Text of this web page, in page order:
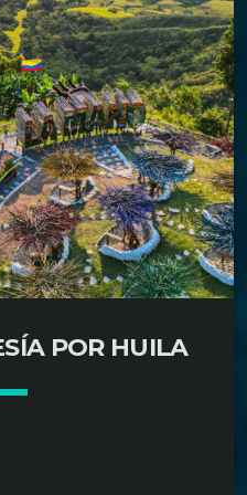
se unen para crear una
coloridas calles de La
cristalinas de
por el […]
POR HUILA